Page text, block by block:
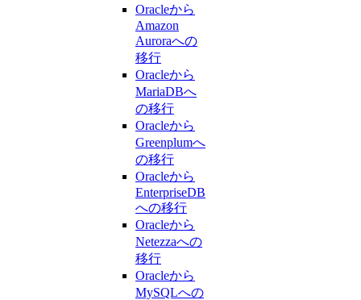
Oracleから
Amazon
Auroraへの
移行
Oracleから
MariaDBへ
の移行
Oracleから
Greenplumへ
の移行
Oracleから
EnterpriseDB
への移行
Oracleから
Netezzaへの
移行
Oracleから
MySQLへの